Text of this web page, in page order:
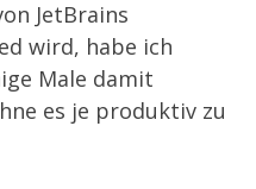
JetBrains
wird, habe ich
Male damit
es je produktiv zu